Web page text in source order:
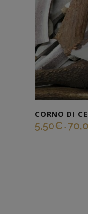
CORNO DI
5,50€ -